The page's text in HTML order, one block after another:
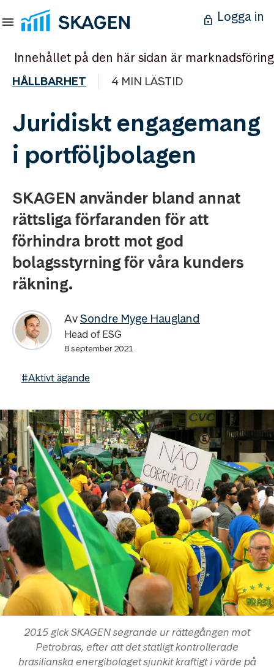
Logga in
Innehållet på den här sidan är marknadsföring
HÅLLBARHET 4 MIN LÄSTID
Juridiskt engagemang
i portföljbolagen
SKAGEN använder bland annat
rättsliga förfaranden för att
förhindra brott mot god
bolagsstyrning för våra kunders
räkning.
AvSondre Myge Haugland
Head of ESG
8 september 2021
#Aktivt ägande
2015 gick SKAGEN segrande ur rättegången mot
Petrobras, efter att det statligt kontrollerade
brasilianska energibolaget sjunkit kraftigt i värde på